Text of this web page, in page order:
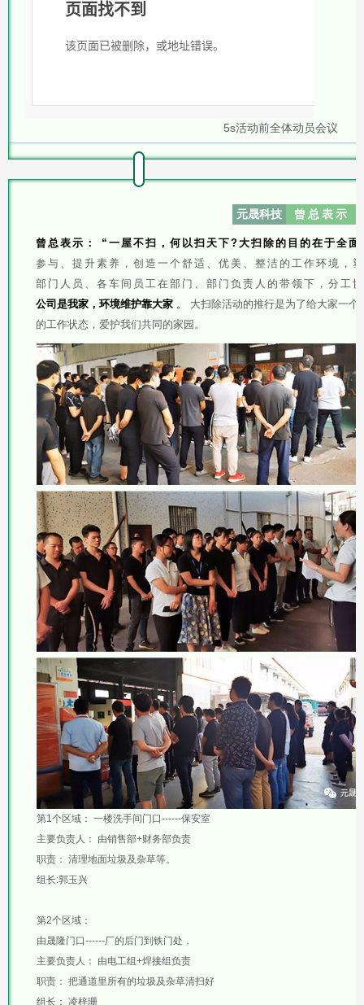
5s活动前全体动员会议
元晟科技 曾总表示
曾总表示：
“一屋不扫，何以扫天下?大扫除的目的在于全
参与、提升素养，创造一个舒适、优美、整洁的工作环境，
部门人员、各车间员工在部门、部门负责人的带领下，分工
公司是我家，环境维护靠大家 。
大扫除活动的推行是为了给大家一
的工作状态，爱护我们共同的家园。
第1个区域：
一楼洗手间门口------保安室
主要负责人：
由销售部+财务部负责
职责：
清理地面垃圾及杂草等。
组长:郭玉兴
第2个区域：
由晟隆门口------厂的后门到铁门处，
主要负责人：
由电工组+焊接组负责
职责：
把通道里所有的垃圾及杂草清扫好
组长：
凌梓珊